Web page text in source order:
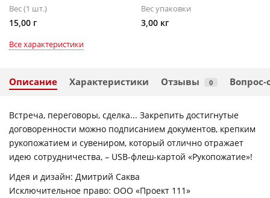
Вес (1 шт.)
15,00 г
Вес упаковки
3,00 кг
Все характеристики
Описание Характеристики Отзывы 0 Вопрос-
Встреча, переговоры, сделка... Закрепить достигнутые
договоренности можно подписанием документов, крепким
рукопожатием и сувениром, который отлично отражает
идею сотрудничества, – USB-флеш-картой «Рукопожатие»!
Идея и дизайн: Дмитрий Саква
Исключительное право: ООО «Проект 111»